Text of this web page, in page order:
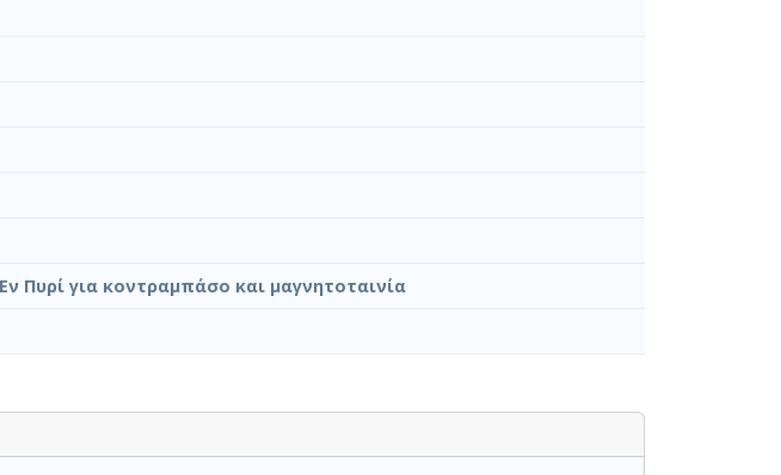
Πυρί για κοντραμπάσο και μαγνητοταινία